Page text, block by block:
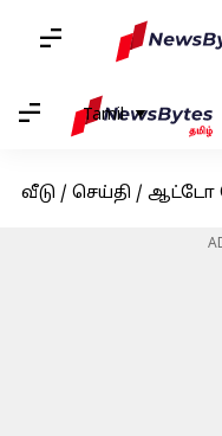
Tamil
வீடு / செய்தி / ஆட்டோ